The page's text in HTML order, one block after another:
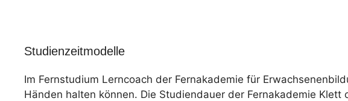
Studienzeitmodelle
Im Fernstudium Lerncoach der Fernakademie für
Händen halten können. Die Studiendauer der Fernakademie